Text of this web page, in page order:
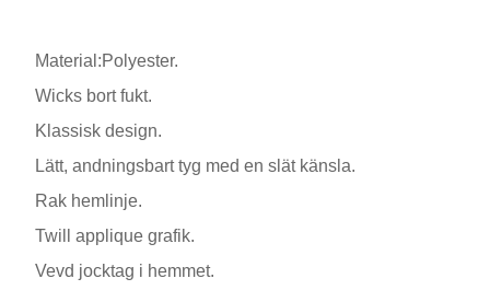
Material:Polyester.
Wicks bort fukt.
Klassisk design.
Lätt, andningsbart tyg med en slät känsla.
Rak hemlinje.
Twill applique grafik.
Vevd jocktag i hemmet.